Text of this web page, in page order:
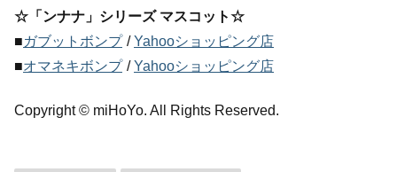
☆「ンナナ」シリーズ マスコット☆
■ガブットボンプ /Yahooショッピング店
■オマネキボンプ /Yahooショッピング店
Copyright © miHoYo. All Rights Reserved.